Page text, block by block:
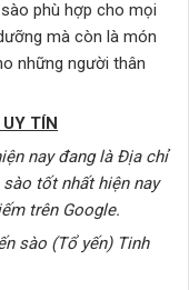
phù hợp cho mọi
mà còn là món
những người thân
TÍN
nay đang là Địa chỉ
tốt nhất hiện nay
trên Google.
sào (Tổ yến) Tinh